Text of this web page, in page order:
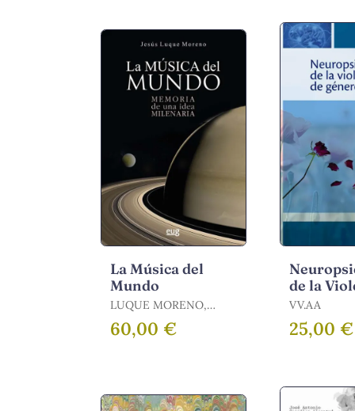
La Música del
Mundo
LUQUE MORENO,
JESÚS
60,00 €
de la
Género
VV.AA
25,00 €